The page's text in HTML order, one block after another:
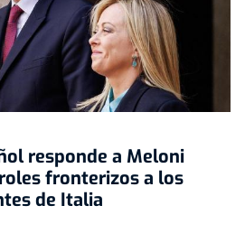
responde a Meloni
fronterizos a los
de Italia